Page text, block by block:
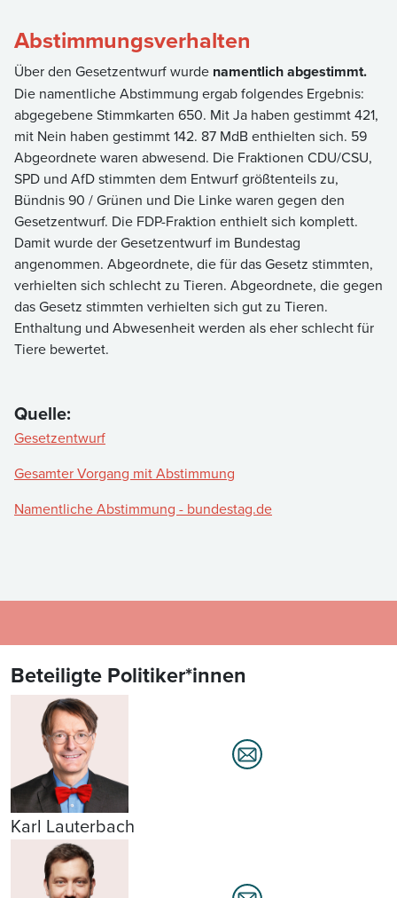
Abstimmungsverhalten
Über den Gesetzentwurf wurde namentlich abgestimmt.
Die namentliche Abstimmung ergab folgendes Ergebnis:
abgegebene Stimmkarten 650. Mit Ja haben gestimmt 421,
mit Nein haben gestimmt 142. 87 MdB enthielten sich. 59
Abgeordnete waren abwesend. Die Fraktionen CDU/CSU,
SPD und AfD stimmten dem Entwurf größtenteils zu,
Bündnis 90 / Grünen und Die Linke waren gegen den
Gesetzentwurf. Die FDP-Fraktion enthielt sich komplett.
Damit wurde der Gesetzentwurf im Bundestag
angenommen. Abgeordnete, die für das Gesetz stimmten,
verhielten sich schlecht zu Tieren. Abgeordnete, die gegen
das Gesetz stimmten verhielten sich gut zu Tieren.
Enthaltung und Abwesenheit werden als eher schlecht für
Tiere bewertet.
Quelle:
Gesetzentwurf
Gesamter Vorgang mit Abstimmung
Namentliche Abstimmung - bundestag.de
Beteiligte Politiker*innen
Karl Lauterbach